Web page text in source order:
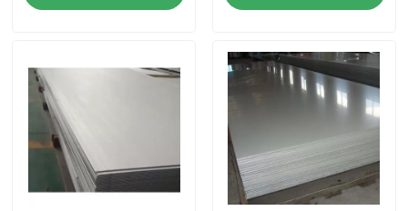
Material Inconel 625
Incoloy 800-Material